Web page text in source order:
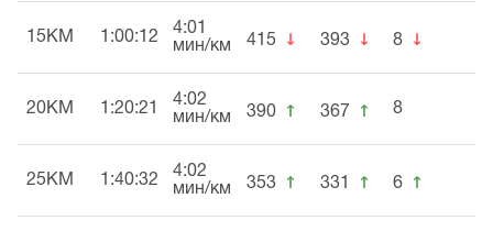
15KM 1:00:12
4:01
мин/км
415 ↓ 393 ↓ 8 ↓
20KM 1:20:21
4:02
мин/км
390 ↑ 367 ↑ 8
25KM 1:40:32
4:02
мин/км
353 ↑ 331 ↑ 6 ↑